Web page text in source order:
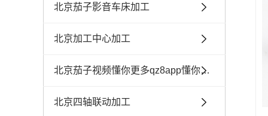
北京茄子影音车床加工
北京加工中心加工
北京茄子视频懂你更多qz8app懂你更多联动加工
北京四轴联动加工